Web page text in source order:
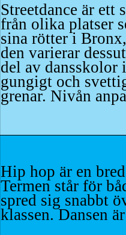
Streetdance är
från olika platser
sina rötter i
den varierar
del av dansskolor
gungigt och
grenar. Nivån
Hip hop är en
Termen står för
spred sig snabbt
klassen. Dansen